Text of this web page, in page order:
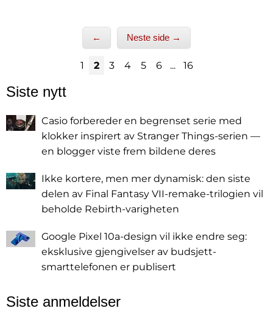
← Neste side →
1 2 3 4 5 6 ... 16
Siste nytt
Casio forbereder en begrenset serie med
klokker inspirert av Stranger Things-serien —
en blogger viste frem bildene deres
Ikke kortere, men mer dynamisk: den siste
delen av Final Fantasy VII-remake-trilogien vil
beholde Rebirth-varigheten
Google Pixel 10a-design vil ikke endre seg:
eksklusive gjengivelser av budsjett-
smarttelefonen er publisert
Siste anmeldelser